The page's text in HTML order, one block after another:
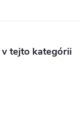
tejto kategórii